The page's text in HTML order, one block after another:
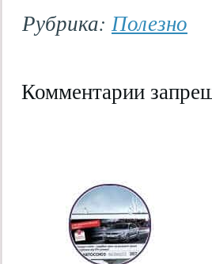
Рубрика:Полезно
Комментарии